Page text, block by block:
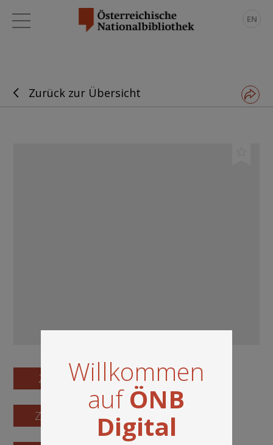
Willkommen
aufÖNB
Digital
EN
Zurück zur Übersicht
Zum Digitalisat
Zum Katalogisat